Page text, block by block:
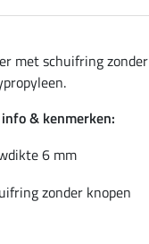
met schuifring
& kenmerken:
6 mm
zonder knopen